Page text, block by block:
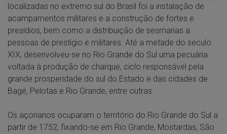
localizadas no extremo sul do Brasil foi a instalação de
acampamentos militares e a construção de fortes e
presídios, bem como a distribuição de sesmarias a
pessoas de prestígio e militares. Até a metade do século
XIX, desenvolveu-se no Rio Grande do Sul uma pecuária
voltada à produção de charque, ciclo responsável pela
grande prosperidade do sul do Estado e das cidades de
Bagé, Pelotas e Rio Grande, entre outras.
Os açorianos ocuparam o território do Rio Grande do Sul a
partir de 1752, fixando-se em Rio Grande, Mostardas, São